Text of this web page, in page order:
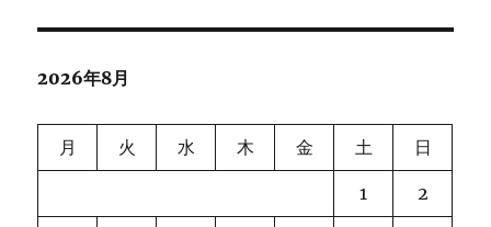
2026年8月
月 火 水 木 金 土 日
1 2